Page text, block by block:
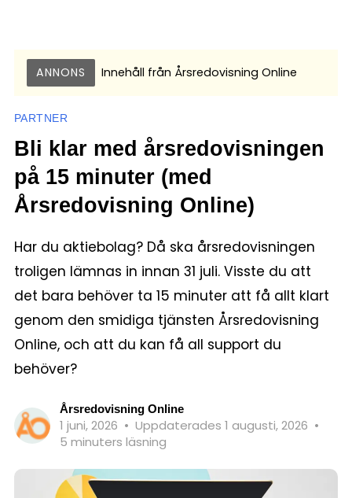
ANNONS Innehåll från Årsredovisning Online
PARTNER
Bli klar med årsredovisningen
på 15 minuter (med
Årsredovisning Online)
Har du aktiebolag? Då ska årsredovisningen
troligen lämnas in innan 31 juli. Visste du att
det bara behöver ta 15 minuter att få allt klart
genom den smidiga tjänsten Årsredovisning
Online, och att du kan få all support du
behöver?
Årsredovisning Online
1 juni, 2026 • Uppdaterades 1 augusti, 2026 •
5 minuters läsning